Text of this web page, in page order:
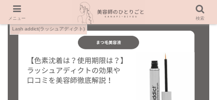
Lash addict(ラッシュアディクト)
メニュー 検索